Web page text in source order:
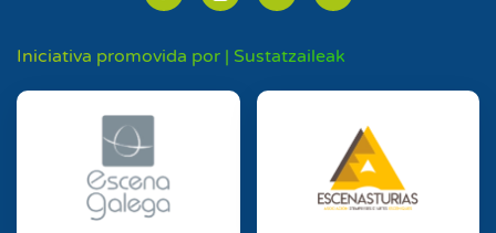
Iniciativa promovida por | Sustatzaileak